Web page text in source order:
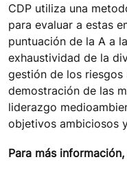
CDP utiliza una
para evaluar a estas
puntuación de la A a
exhaustividad de la
gestión de los riesgos
demostración de las
liderazgo
objetivos ambiciosos
Para más